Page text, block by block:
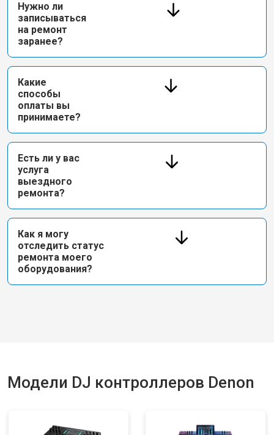
Нужно ли
записываться
на ремонт
заранее?
Какие
способы
оплаты вы
принимаете?
Есть ли у вас
услуга
выездного
ремонта?
Как я могу
отследить статус
ремонта моего
оборудования?
Модели DJ контроллеров Denon